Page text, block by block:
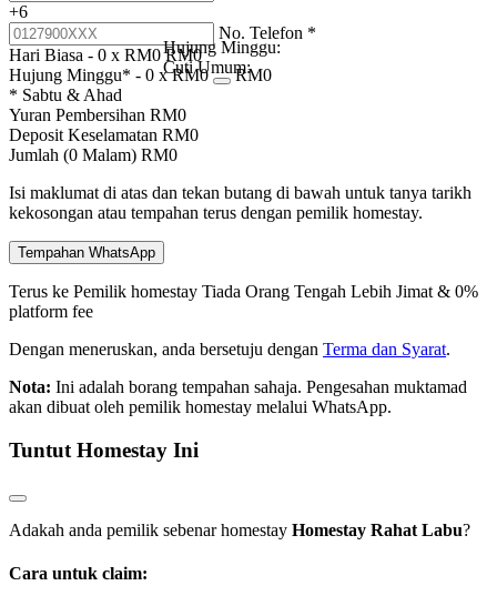
+6
No. Telefon *
Hari Biasa - 0 x RM0 RM0
Hujung Minggu* - 0 x RM0
Hujung Minggu:
Cuti Umum:RM0
* Sabtu & Ahad
Yuran Pembersihan RM0
Deposit Keselamatan RM0
Jumlah (0 Malam) RM0
Isi maklumat di atas dan tekan butang di bawah untuk tanya tarikh
kekosongan atau tempahan terus dengan pemilik homestay.
Tempahan WhatsApp
Terus ke Pemilik homestay Tiada Orang Tengah Lebih Jimat & 0%
platform fee
Dengan meneruskan, anda bersetuju dengan Terma dan Syarat.
Nota: Ini adalah borang tempahan sahaja. Pengesahan muktamad
akan dibuat oleh pemilik homestay melalui WhatsApp.
Tuntut Homestay Ini
Adakah anda pemilik sebenar homestay Homestay Rahat Labu?
Cara untuk claim: